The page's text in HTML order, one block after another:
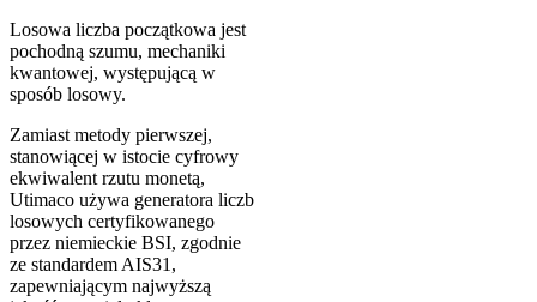
Losowa liczba początkowa jest
pochodną szumu, mechaniki
kwantowej, występującą w
sposób losowy.
Zamiast metody pierwszej,
stanowiącej w istocie cyfrowy
ekwiwalent rzutu monetą,
Utimaco używa generatora liczb
losowych certyfikowanego
przez niemieckie BSI, zgodnie
ze standardem AIS31,
zapewniającym najwyższą